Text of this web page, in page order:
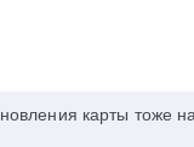
карты тоже